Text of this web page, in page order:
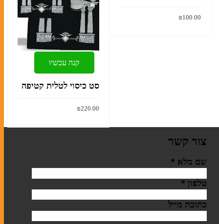
קנה עכשיו
סט כיסוי לטלית קטיפה
₪220.00
הוסף לסל
₪100.00
צור קשר
שם מלא *
טלפון *
כתובת מייל